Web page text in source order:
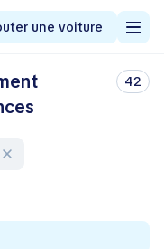
une voiture
42